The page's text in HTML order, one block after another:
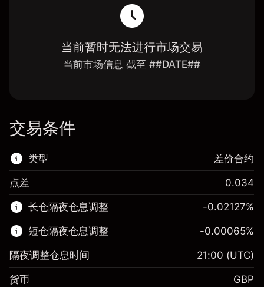
当前暂时无法进行市场交易
当前市场信息 截至 ##DATE##
交易条件
类型
该金融市场可进行差价合约交易。
了解更多:
差价合约
差价合约
点差 0.034
长仓隔夜仓息调整 -0.02127%
短仓隔夜仓息调整 -0.00065%
隔夜调整仓息时间 21:00 (UTC)
货币 GBP